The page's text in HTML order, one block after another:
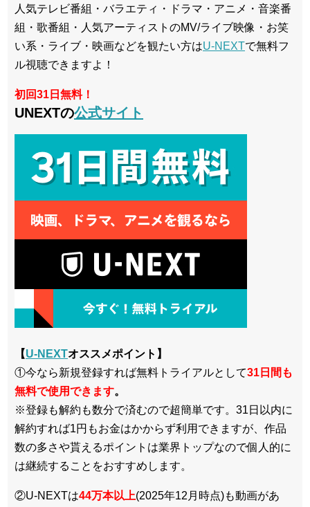
人気テレビ番組・バラエティ・ドラマ・アニメ・音楽番
組・歌番組・人気アーティストのMV/ライブ映像・お笑
い系・ライブ・映画などを観たい方はU-NEXTで無料フ
ル視聴できますよ！
初回31日無料！
UNEXTの公式サイト
【U-NEXTオススメポイント】
①今なら新規登録すれば無料トライアルとして31日間も
無料で使用できます。
※登録も解約も数分で済むので超簡単です。31日以内に
解約すれば1円もお金はかからず利用できますが、作品
数の多さや貰えるポイントは業界トップなので個人的に
は継続することをおすすめします。
②U-NEXTは44万本以上(2025年12月時点)も動画があ